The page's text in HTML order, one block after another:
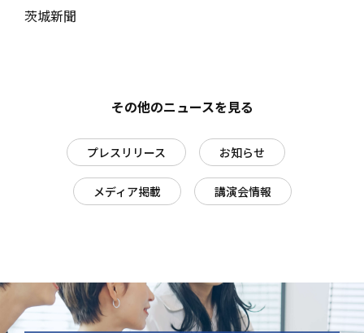
茨城新聞
その他のニュースを見る
プレスリリース お知らせ
メディア掲載 講演会情報